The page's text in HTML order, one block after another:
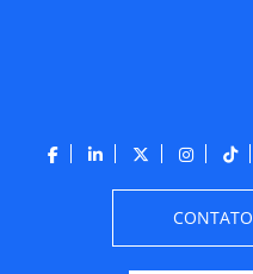
CONTATO